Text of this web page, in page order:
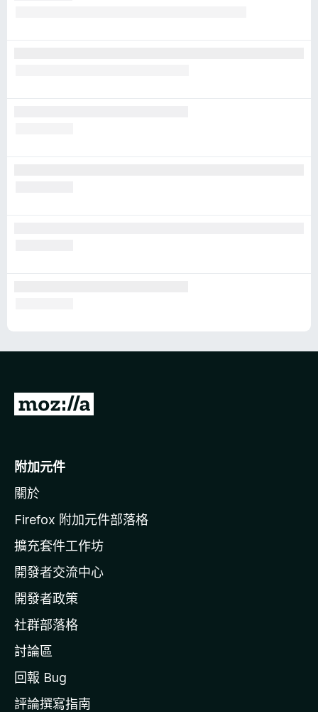
前
o
i
l
a
官
網
附加元件
關於
Firefox 附加元件部落格
擴充套件工作坊
開發者交流中心
開發者政策
社群部落格
討論區
回報 Bug
評論撰寫指南